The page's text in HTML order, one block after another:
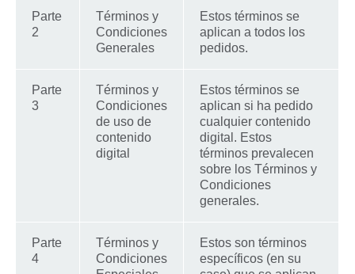
Parte
2
Términos y
Condiciones
Generales
Estos términos se
aplican a todos los
pedidos.
Parte
3
Términos y
Condiciones
de uso de
contenido
digital
Estos términos se
aplican si ha pedido
cualquier contenido
digital. Estos
términos prevalecen
sobre los Términos y
Condiciones
generales.
Parte
4
Términos y
Condiciones
Estos son términos
específicos (en su